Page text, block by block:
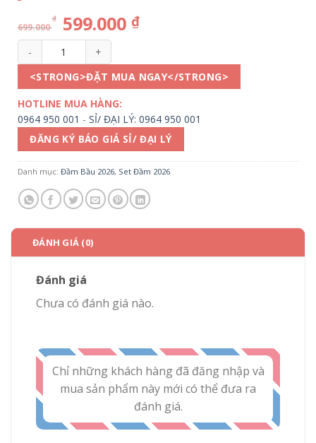
699.000
₫ 599.000 ₫
PT788 số lượng
<STRONG>ĐẶT MUA NGAY</STRONG>
HOTLINE MUA HÀNG:
0964 950 001 - SỈ/ ĐẠI LÝ: 0964 950 001
ĐĂNG KÝ BÁO GIÁ SỈ/ ĐẠI LÝ
Danh mục: Đầm Bầu 2026, Set Đầm 2026
ĐÁNH GIÁ (0)
Đánh giá
Chưa có đánh giá nào.
Chỉ những khách hàng đã đăng nhập và
mua sản phẩm này mới có thể đưa ra
đánh giá.